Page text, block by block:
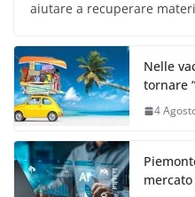
aiutare a recuperare
Nelle
tornare
4
mercato